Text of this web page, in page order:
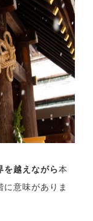
を越えながら本
意味がありま